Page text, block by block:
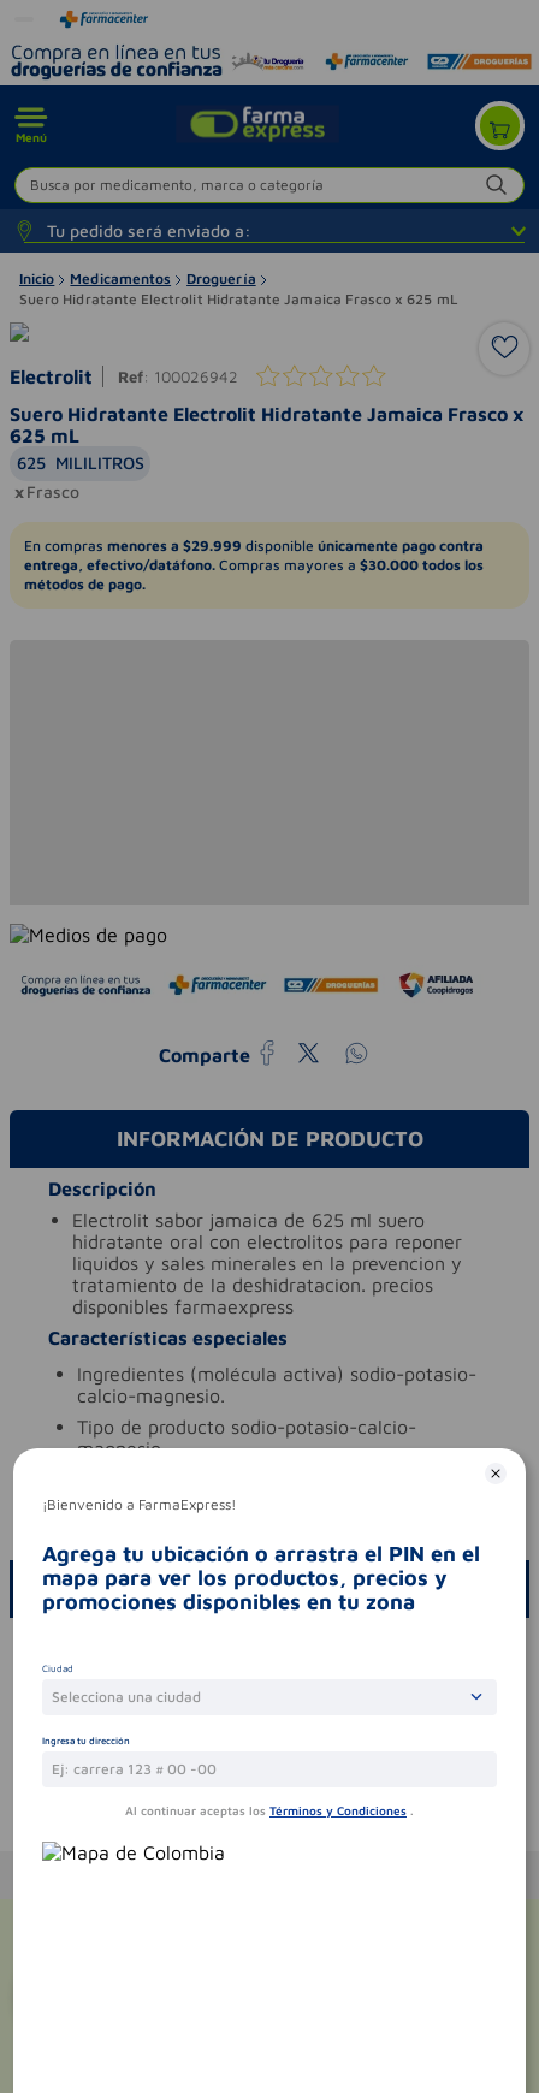
Menú
Busca por medicamento, marca o categoría
Tu pedido será enviado a:
Inicio Medicamentos
Droguería
Suero Hidratante Electrolit Hidratante Jamaica Frasco x 625 mL
Electrolit Ref: 100026942
Suero Hidratante Electrolit Hidratante Jamaica Frasco x
625 mL
625 MILILITROS
Frasco
En compras menores a $29.999 disponible únicamente pago contra
entrega, efectivo/datáfono. Compras mayores a $30.000 todos los
métodos de pago.
Comparte
INFORMACIÓN DE PRODUCTO
Descripción
electrolit sabor jamaica de 625 ml suero
hidratante oral con electrolitos para reponer
liquidos y sales minerales en la prevencion y
tratamiento de la deshidratacion. precios
disponibles farmaexpress
Características especiales
ingredientes (molécula activa) sodio-potasio-
calcio-magnesio.
tipo de producto sodio-potasio-calcio-
magnesio.
codigo invima
ESCRIBE UN COMENTARIO
Sin comentarios.
Te puede interesar
¡Bienvenido a FarmaExpress!
Agrega tu ubicación o arrastra el PIN en el
mapa para ver los productos, precios y
promociones disponibles en tu zona
Ciudad
Selecciona una ciudad
Ingresa tu dirección
Al continuar aceptas los Términos y Condiciones .